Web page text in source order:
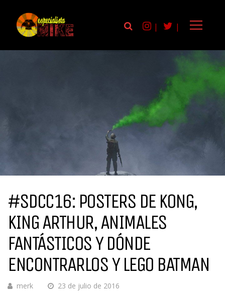
| |
#SDCC16: POSTERS DE KONG,
KING ARTHUR, ANIMALES
FANTÁSTICOS Y DÓNDE
ENCONTRARLOS Y LEGO BATMAN
merk 23 de julio de 2016